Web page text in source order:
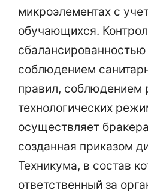
микроэлементах с
обучающихся.
сбалансированностью
соблюдением
правил, соблюдением
технологических
осуществляет
созданная приказом
Техникума, в состав
ответственный за